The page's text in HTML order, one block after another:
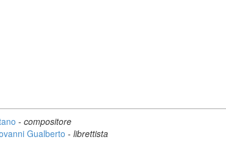
- compositore
Gualberto - librettista